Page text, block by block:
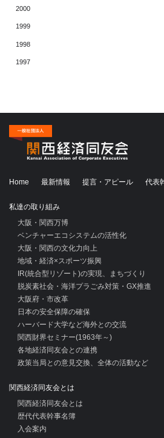
2000
1999
1998
1997
Home 最新情報 提言・アピール 代表
私達の取り組み
大阪・関西万博
ベンチャーエコシステムの活性化
大阪・関西の文化力向上
地域・経済×スポーツ振興
IR(統合型リゾート)の実現、まちづくり
脱炭素社会・海洋プラごみ対策・GX推進
大阪府・市改革
日本の安全保障の確保
ハーバード大学など海外との交流
関西財界セミナー(1963年～)
各地経済同友会との連携
政策当局との意見交換、全体の活動など
関西経済同友会とは
関西経済同友会とは
歴代代表幹事名簿
入会案内